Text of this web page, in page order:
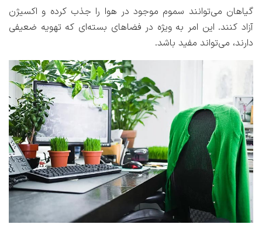
گیاهان می‌توانند سموم موجود در هوا را جذب کرده و اکسیژن
آزاد کنند. این امر به ویژه در فضاهای بسته‌ای که تهویه ضعیفی
دارند، می‌تواند مفید باشد.